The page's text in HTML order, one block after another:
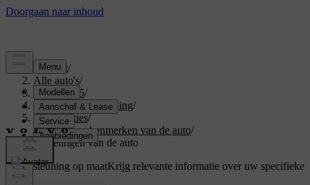
Support/
Alle auto's/
EX40 2025/
Gebruikershandleiding/
Specificaties/
Algemene kenmerken van de auto/
Afmetingen van de auto
Ondersteuning op maatKrijg relevante informatie over uw specifieke
auto.